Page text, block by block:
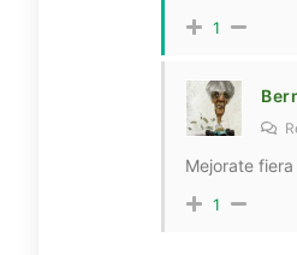
1
Mejorate
1